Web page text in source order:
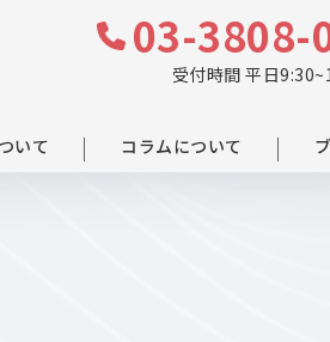
03-3808-
受付時間 平日
いて コラムについて